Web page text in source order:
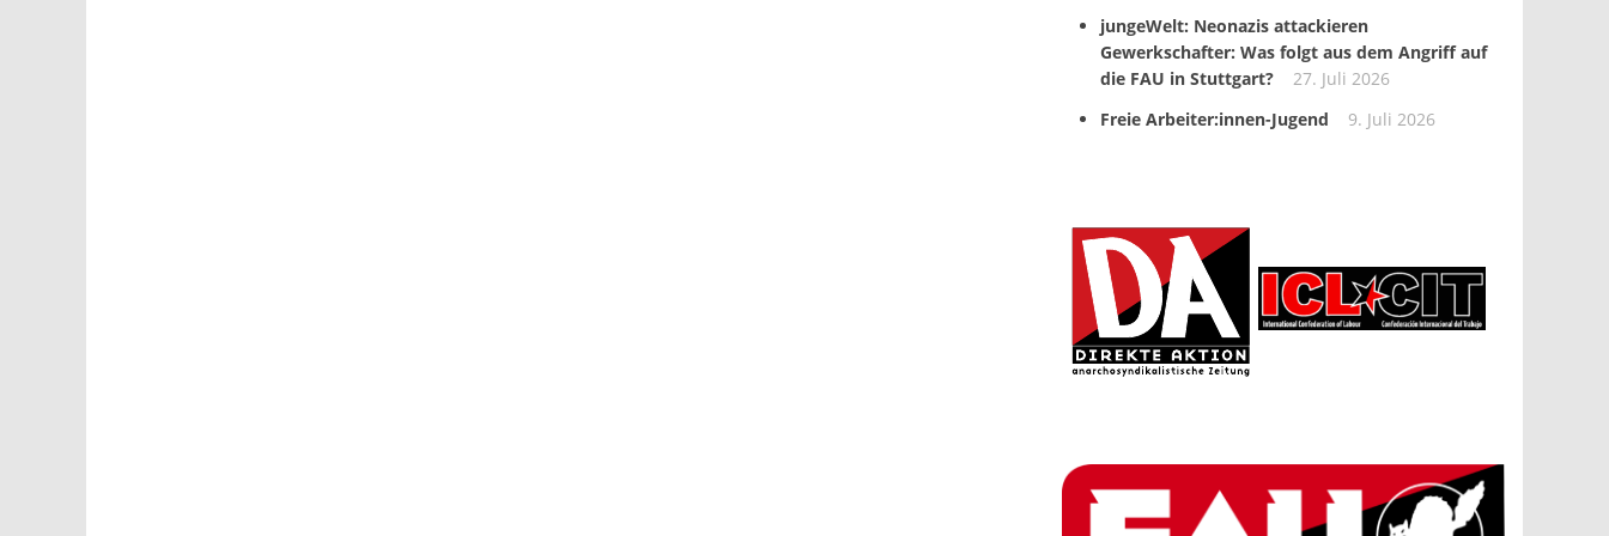
jungeWelt: Neonazis attackieren
Gewerkschafter: Was folgt aus dem Angriff auf
die FAU in Stuttgart?
27. Juli 2026
Freie Arbeiter:innen-Jugend
9. Juli 2026